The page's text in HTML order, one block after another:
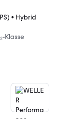
• Hybrid
Klasse